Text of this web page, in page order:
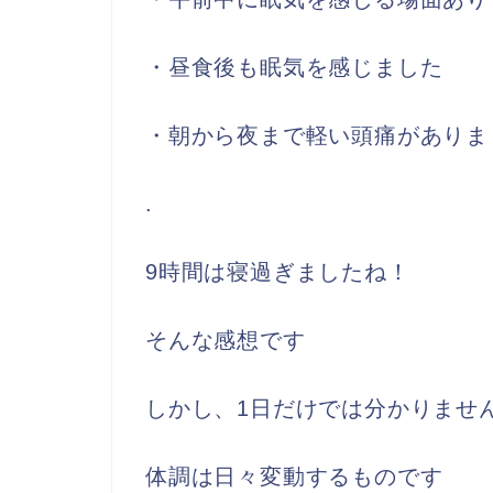
・昼食後も眠気を感じました
・朝から夜まで軽い頭痛があり
.
9時間は寝過ぎましたね！
そんな感想です
しかし、1日だけでは分かりませ
体調は日々変動するものです